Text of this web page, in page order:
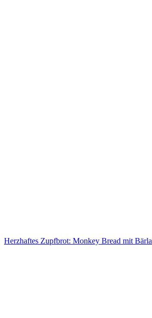
Herzhaftes Zupfbrot: Monkey Bread mit